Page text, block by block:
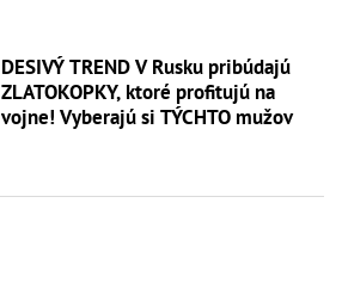
DESIVÝ TREND V Rusku pribúdajú
ZLATOKOPKY, ktoré profitujú na
vojne! Vyberajú si TÝCHTO mužov